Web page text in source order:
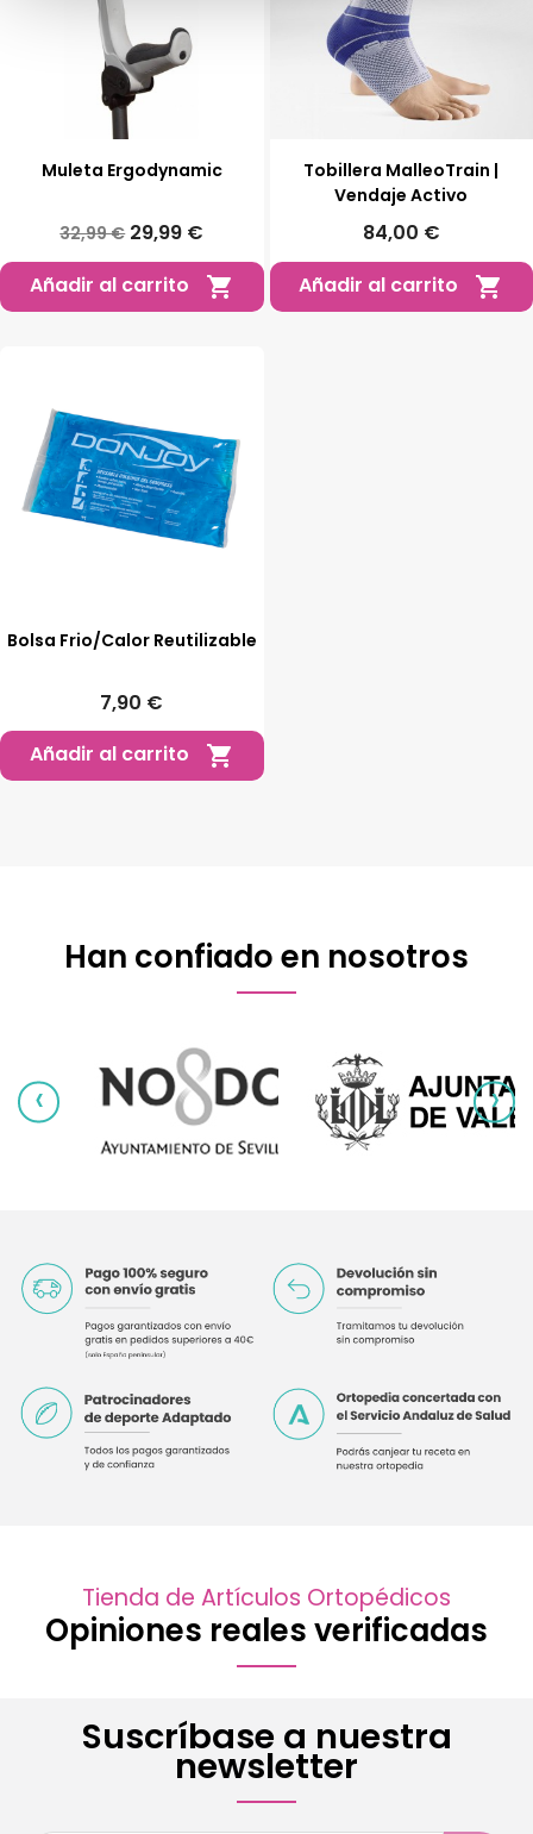
Muleta Ergodynamic
32,99 € 29,99 €
Añadir al carrito

Tobillera MalleoTrain |
Vendaje Activo
84,00 €
Añadir al carrito

Bolsa Frio/Calor Reutilizable
7,90 €
Añadir al carrito

Han confiado en nosotros
‹ ›
Tienda de Artículos Ortopédicos
Opiniones reales verificadas
Suscríbase a nuestra
newsletter